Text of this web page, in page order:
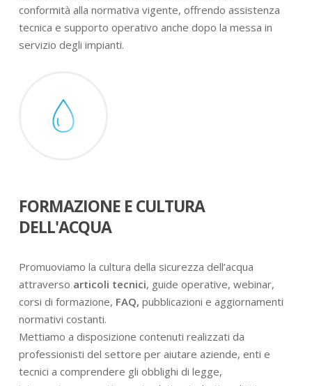
conformità alla normativa vigente, offrendo assistenza
tecnica e supporto operativo anche dopo la messa in
servizio degli impianti.
FORMAZIONE E CULTURA
DELL'ACQUA
Promuoviamo la cultura della sicurezza dell’acqua
attraverso articoli tecnici, guide operative, webinar,
corsi di formazione, FAQ, pubblicazioni e aggiornamenti
normativi costanti.
Mettiamo a disposizione contenuti realizzati da
professionisti del settore per aiutare aziende, enti e
tecnici a comprendere gli obblighi di legge,